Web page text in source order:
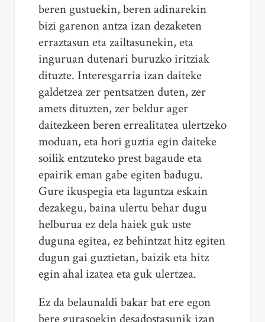
beren gustuekin, beren adinarekin
bizi garenon antza izan dezaketen
erraztasun eta zailtasunekin, eta
inguruan dutenari buruzko iritziak
dituzte. Interesgarria izan daiteke
galdetzea zer pentsatzen duten, zer
amets dituzten, zer beldur ager
daitezkeen beren errealitatea ulertzeko
moduan, eta hori guztia egin daiteke
soilik entzuteko prest bagaude eta
epairik eman gabe egiten badugu.
Gure ikuspegia eta laguntza eskain
dezakegu, baina ulertu behar dugu
helburua ez dela haiek guk uste
duguna egitea, ez behintzat hitz egiten
dugun gai guztietan, baizik eta hitz
egin ahal izatea eta guk ulertzea.
Ez da belaunaldi bakar bat ere egon
bere gurasoekin desadostasunik izan